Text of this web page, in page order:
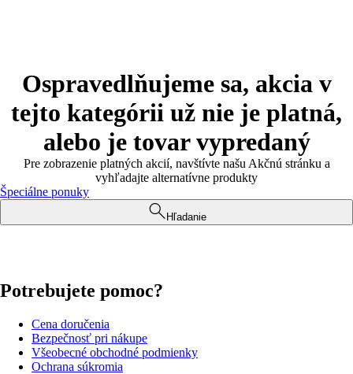
Ospravedlňujeme sa, akcia v
tejto kategórii už nie je platná,
alebo je tovar vypredaný
Pre zobrazenie platných akcií, navštívte našu Akčnú stránku a
vyhľadajte alternatívne produkty
Špeciálne ponuky
Hľadanie
Potrebujete pomoc?
Cena doručenia
Bezpečnosť pri nákupe
Všeobecné obchodné podmienky
Ochrana súkromia